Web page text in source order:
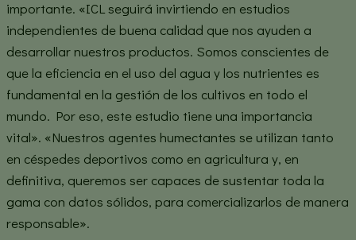
importante. «ICL seguirá invirtiendo en estudios
independientes de buena calidad que nos ayuden a
desarrollar nuestros productos. Somos conscientes de
que la eficiencia en el uso del agua y los nutrientes es
fundamental en la gestión de los cultivos en todo el
mundo. Por eso, este estudio tiene una importancia
vital». «Nuestros agentes humectantes se utilizan tanto
en céspedes deportivos como en agricultura y, en
definitiva, queremos ser capaces de sustentar toda la
gama con datos sólidos, para comercializarlos de manera
responsable».